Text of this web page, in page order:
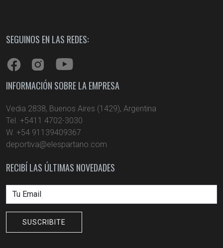
SEGUINOS EN LAS REDES:
INFORMACIÓN SOBRE LA EMPRESA
Vedia 2838, Buenos Aires (1429), Argentina
Tel. +5411 4702-3030
W. +54 91139409367
deportiva@elespartano.com
RECIBÍ LAS ÚLTIMAS NOVEDADES